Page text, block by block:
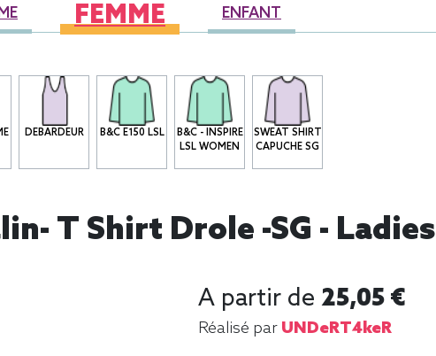
FEMME ENFANT
DEBARDEUR B&C E150 LSL
B&C - INSPIRE
LSL WOMEN
SWEAT SHIRT
CAPUCHE SG
T Shirt Drole -SG - Ladies
A partir de 25,05 €
Réalisé par UNDeRT4keR